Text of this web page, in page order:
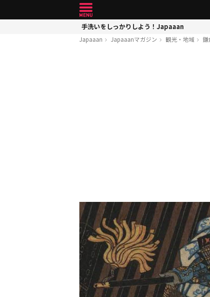
手洗いをしっかりしよう！Japaaan
Japaaan Japaaanマガジン 観光・地域 鎌